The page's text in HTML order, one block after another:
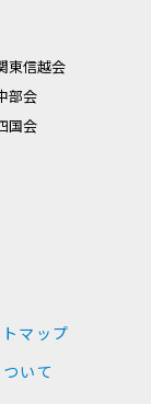
東信越会
部会
国会
マップ
いて